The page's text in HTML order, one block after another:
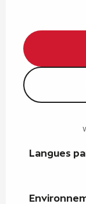
Langues
Langues